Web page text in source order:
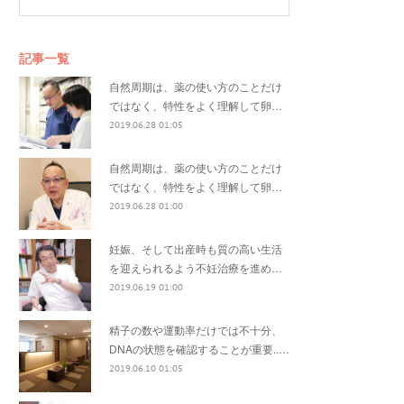
記事一覧
自然周期は、薬の使い方のことだけ
ではなく、特性をよく理解して卵…
2019.06.28 01:05
自然周期は、薬の使い方のことだけ
ではなく、特性をよく理解して卵…
2019.06.28 01:00
妊娠、そして出産時も質の高い生活
を迎えられるよう不妊治療を進め…
2019.06.19 01:00
精子の数や運動率だけでは不十分、
DNAの状態を確認することが重要..…
2019.06.10 01:05